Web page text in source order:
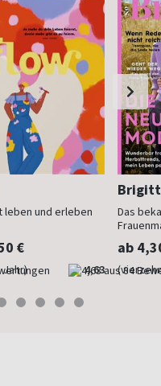
leben und erleben
€
Jahr) 4,63
Das
ab